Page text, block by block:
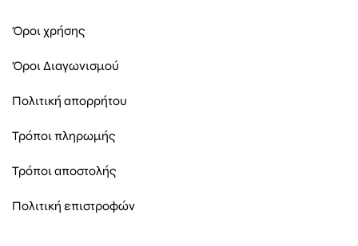
Όροι χρήσης
Όροι Διαγωνισμού
Πολιτική απορρήτου
Τρόποι πληρωμής
Τρόποι αποστολής
Πολιτική επιστροφών